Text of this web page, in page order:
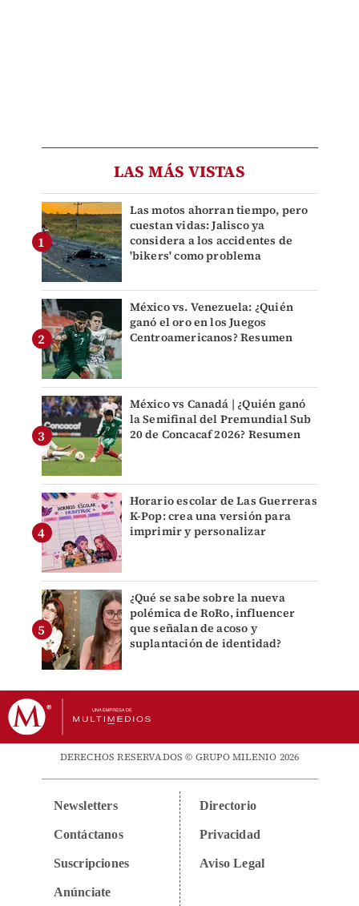
LAS MÁS VISTAS
Las motos ahorran tiempo, pero
cuestan vidas: Jalisco ya
considera a los accidentes de
'bikers' como problema
México vs. Venezuela: ¿Quién
ganó el oro en los Juegos
Centroamericanos? Resumen
México vs Canadá | ¿Quién ganó
la Semifinal del Premundial Sub
20 de Concacaf 2026? Resumen
Horario escolar de Las Guerreras
K-Pop: crea una versión para
imprimir y personalizar
¿Qué se sabe sobre la nueva
polémica de RoRo, influencer
que señalan de acoso y
suplantación de identidad?
DERECHOS RESERVADOS © GRUPO MILENIO 2026
Newsletters
Contáctanos
Suscripciones
Anúnciate
Directorio
Privacidad
Aviso Legal